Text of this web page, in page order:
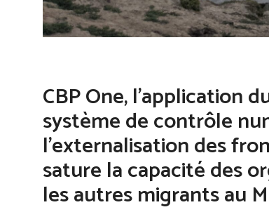
CBP One, l’application
système de contrôle
l’externalisation des
sature la capacité des
les autres migrants au